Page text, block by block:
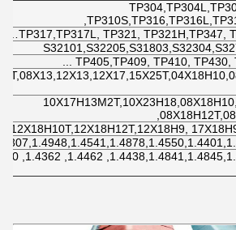
TP317,TP317L, TP321, TP321H,TP347,
12Х18Н10Т,12Х18Н12Т,12Х18Н9,